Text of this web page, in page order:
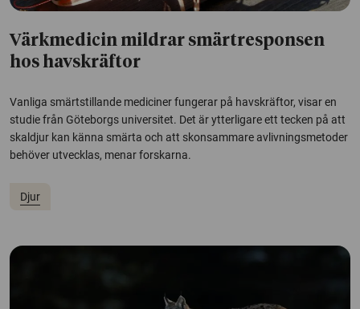
Värkmedicin mildrar smärtresponsen
hos havskräftor
Vanliga smärtstillande mediciner fungerar på havskräftor, visar en
studie från Göteborgs universitet. Det är ytterligare ett tecken på att
skaldjur kan känna smärta och att skonsammare avlivningsmetoder
behöver utvecklas, menar forskarna.
Djur